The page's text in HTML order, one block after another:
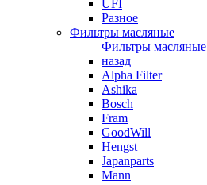
UFI
Разное
Фильтры масляные
Фильтры масляные
назад
Alpha Filter
Ashika
Bosch
Fram
GoodWill
Hengst
Japanparts
Mann